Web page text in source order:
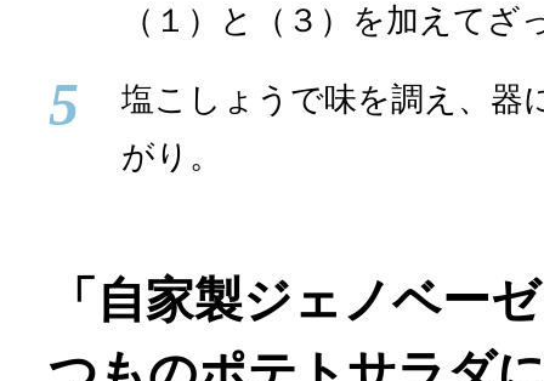
（１）と（３）を加えてざ
5
塩こしょうで味を調え、器
がり。
「自家製ジェノベー